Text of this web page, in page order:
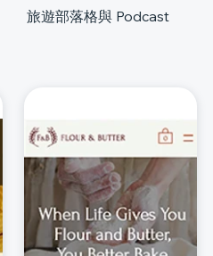
旅遊部落格與 Podcast